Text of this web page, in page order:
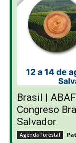
Brasil |
Congreso
Salvador
Agenda Forestal